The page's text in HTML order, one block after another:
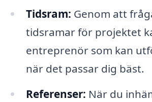
Tidsram: Genom att
tidsramar för projektet
entreprenör som kan
när det passar dig bäst.
Referenser: När du